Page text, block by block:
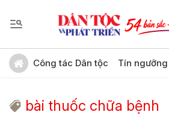
Công tác Dân tộc Tín
bài thuốc chữa bệnh